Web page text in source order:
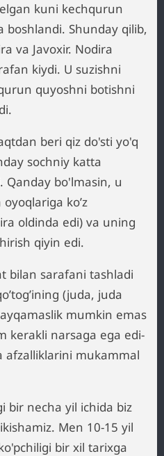
kuni kechqurun
boshlandi. Shunday qilib,
va Javoxir. Nodira
kiydi. U suzishni
quyoshni botishni
beri qiz do'sti yo'q
sochniy katta
Qanday bo'lmasin, u
ko’z
oldinda edi) va uning
qiyin edi.
bilan sarafani tashladi
(juda, juda
mumkin emas
kerakli narsaga ega edi-
afzalliklarini mukammal
bir necha yil ichida biz
Men 10-15 yil
bir xil tarixga